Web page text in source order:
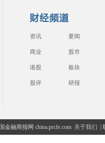
资讯 要闻
商业 股市
港股 板块
股评 研报
金融商报网 china.prcfe.com 关于我们 |